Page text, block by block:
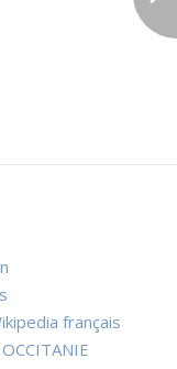
français